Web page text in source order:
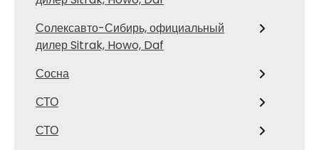
Солексавто-Сибирь, официальный
дилер Sitrak, Howo, Daf
Сосна
СТО
СТО